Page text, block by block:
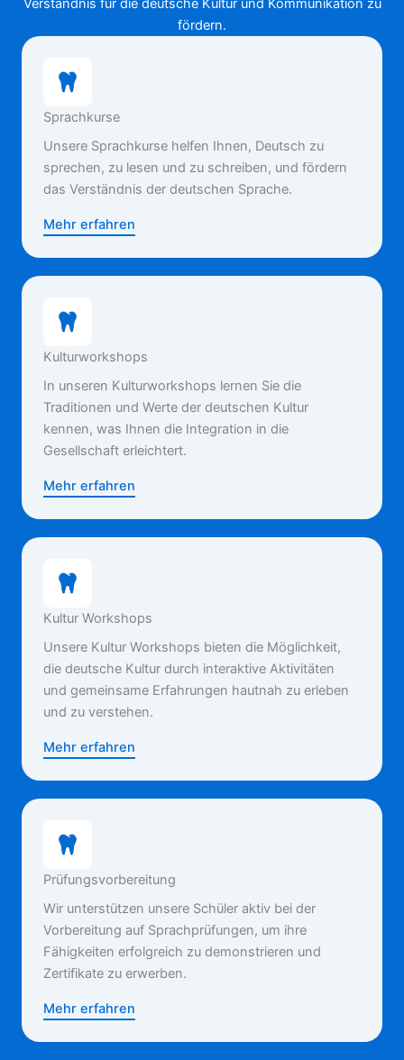
Verständnis für die deutsche Kultur und Kommunikation zu
fördern.
Sprachkurse
Unsere Sprachkurse helfen Ihnen, Deutsch zu
sprechen, zu lesen und zu schreiben, und fördern
das Verständnis der deutschen Sprache.
Mehr erfahren
Kulturworkshops
In unseren Kulturworkshops lernen Sie die
Traditionen und Werte der deutschen Kultur
kennen, was Ihnen die Integration in die
Gesellschaft erleichtert.
Mehr erfahren
Kultur Workshops
Unsere Kultur Workshops bieten die Möglichkeit,
die deutsche Kultur durch interaktive Aktivitäten
und gemeinsame Erfahrungen hautnah zu erleben
und zu verstehen.
Mehr erfahren
Prüfungsvorbereitung
Wir unterstützen unsere Schüler aktiv bei der
Vorbereitung auf Sprachprüfungen, um ihre
Fähigkeiten erfolgreich zu demonstrieren und
Zertifikate zu erwerben.
Mehr erfahren